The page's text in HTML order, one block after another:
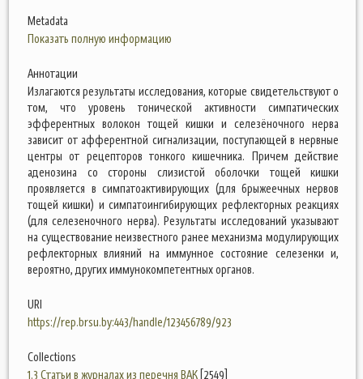
Metadata
Показать полную информацию
Аннотации
Излагаются результаты исследования, которые свидетельствуют о
том, что уровень тонической активности симпатических
эфферентных волокон тощей кишки и селезёночного нерва
зависит от афферентной сигнализации, поступающей в нервные
центры от рецепторов тонкого кишечника. Причем действие
аденозина со стороны слизистой оболочки тощей кишки
проявляется в симпатоактивирующих (для брыжеечных нервов
тощей кишки) и симпатоингибирующих рефлекторных реакциях
(для селезеночного нерва). Результаты исследований указывают
на существование неизвестного ранее механизма модулирующих
рефлекторных влияний на иммунное состояние селезенки и,
вероятно, других иммунокомпетентных органов.
URI
https://rep.brsu.by:443/handle/123456789/923
Collections
1.3 Статьи в журналах из перечня ВАК [2549]